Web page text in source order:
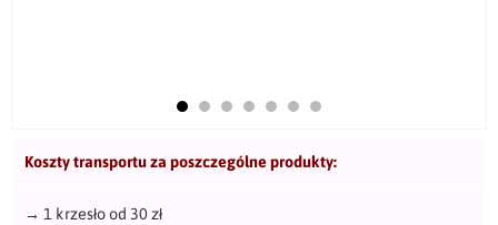
Koszty transportu za poszczególne produkty:
→ 1 krzesło od 30 zł